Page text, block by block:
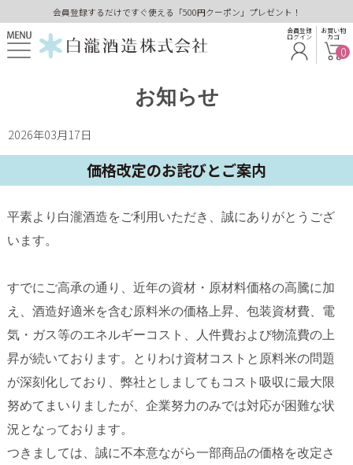
会員登録するだけですぐ使える「500円クーポン」プレゼント！
会員登録
ログイン
お買い物
カゴ
0
お知らせ
2026年03月17日
価格改定のお詫びとご案内
平素より白瀧酒造をご利用いただき、誠にありがとうござ
います。
すでにご高承の通り、近年の資材・原材料価格の高騰に加
え、酒造好適米を含む原料米の価格上昇、包装資材費、電
気・ガス等のエネルギーコスト、人件費および物流費の上
昇が続いております。とりわけ資材コストと原料米の問題
が深刻化しており、弊社としましてもコスト吸収に最大限
努めてまいりましたが、企業努力のみでは対応が困難な状
況となっております。
つきましては、誠に不本意ながら一部商品の価格を改定さ